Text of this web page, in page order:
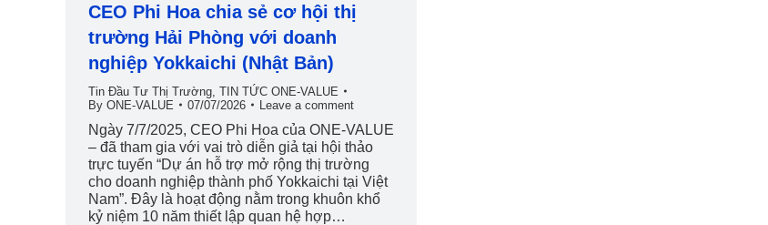
CEO Phi Hoa chia sẻ cơ hội thị
trường Hải Phòng với doanh
nghiệp Yokkaichi (Nhật Bản)
Tin Đầu Tư Thị Trường TIN TỨC ONE-VALUE
By ONE-VALUE 07/07/2026 Leave a comment
Ngày 7/7/2025, CEO Phi Hoa của ONE-VALUE
– đã tham gia với vai trò diễn giả tại hội thảo
trực tuyến “Dự án hỗ trợ mở rộng thị trường
cho doanh nghiệp thành phố Yokkaichi tại Việt
Nam”. Đây là hoạt động nằm trong khuôn khổ
kỷ niệm 10 năm thiết lập quan hệ hợp…